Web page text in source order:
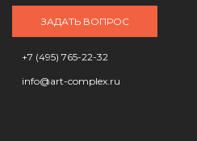
ЗАДАТЬ ВОПРОС
+7 (495) 765-22-32
info@art-complex.ru